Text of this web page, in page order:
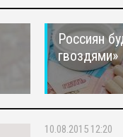
Россиян
гвоздями»
10.08.2015 12:20